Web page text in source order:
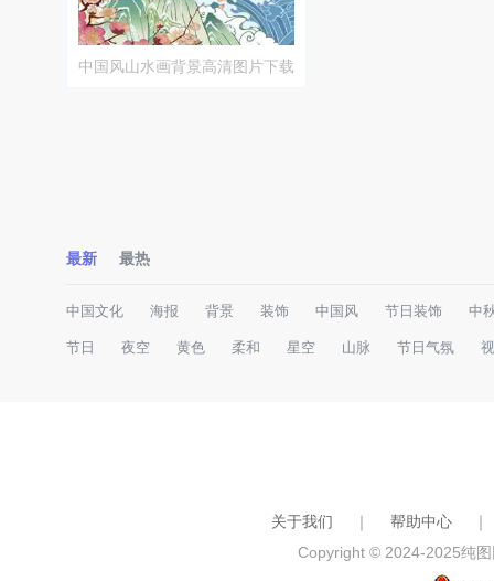
中国风山水画背景高清图片下载
最新 最热
中国文化 海报 背景 装饰 中国风 节日装饰 中
节日 夜空 黄色 柔和 星空 山脉 节日气氛
关于我们 ｜ 帮助中心
｜
Copyright © 2024-2025纯